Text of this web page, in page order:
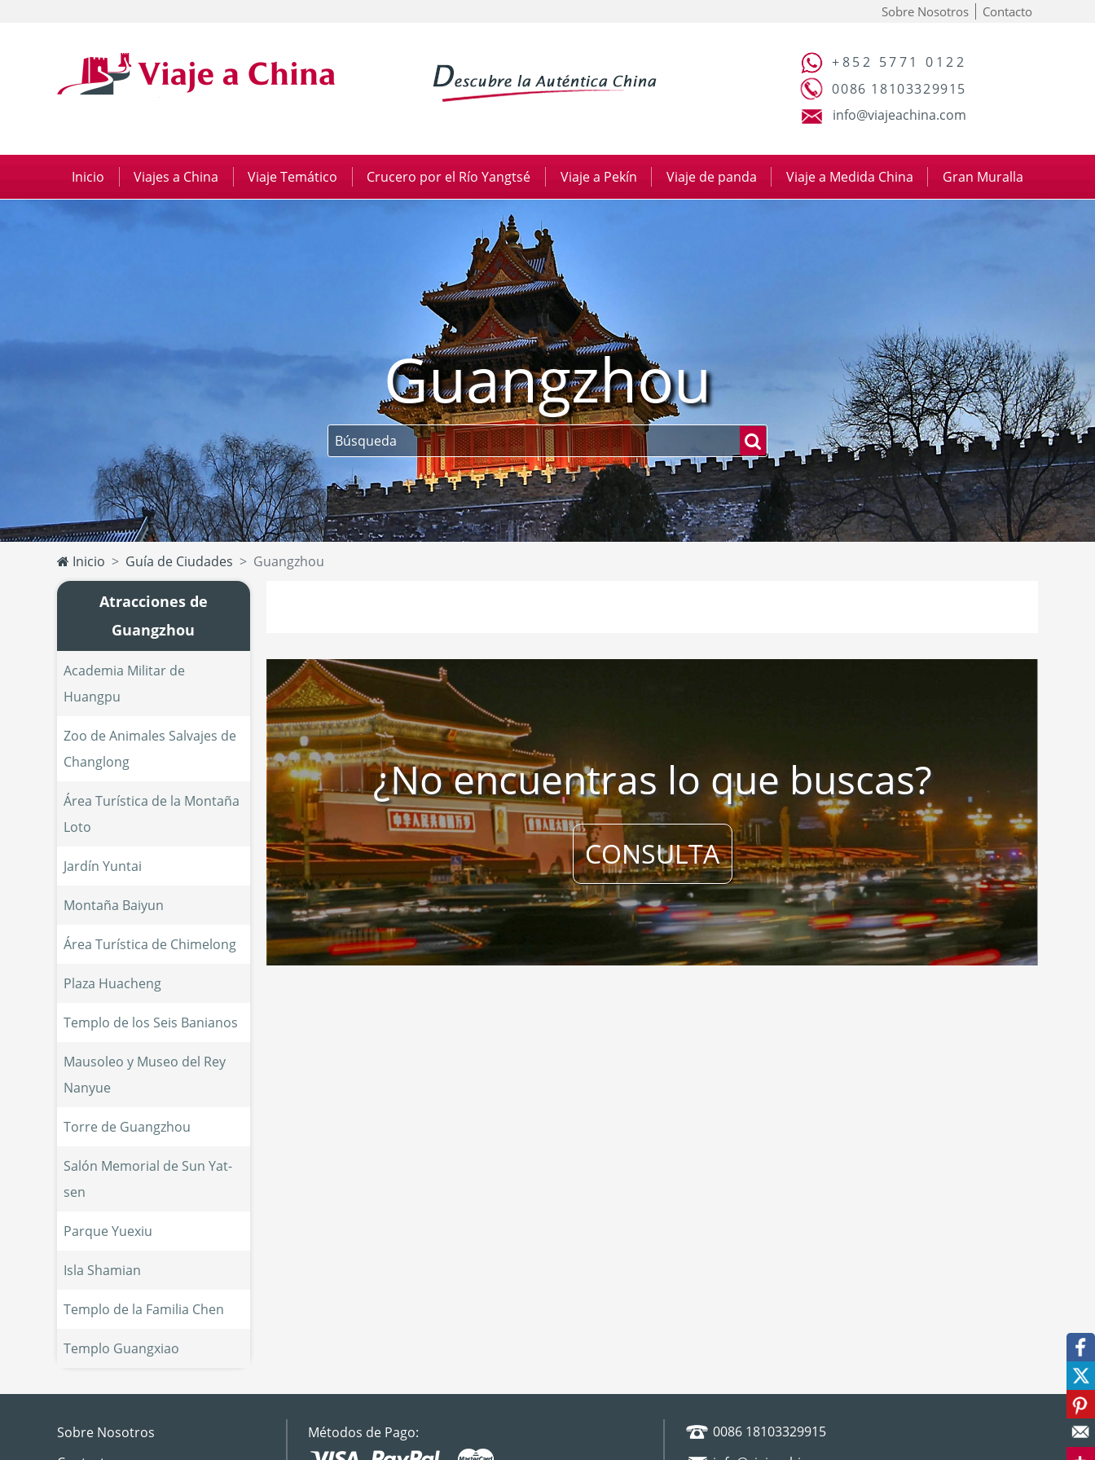
Sobre Nosotros Contacto
+852 5771 0122
0086 18103329915
info@viajeachina.com
Inicio Viajes a China Viaje Temático Crucero por el Río Yangtsé Viaje a Pekín Viaje de panda Viaje a Medida China Gran Muralla
Guangzhou
Inicio Guía de Ciudades Guangzhou
Atracciones de
Guangzhou
Academia Militar de
Huangpu
Zoo de Animales Salvajes de
Changlong
Área Turística de la Montaña
Loto
Jardín Yuntai
Montaña Baiyun
Área Turística de Chimelong
Plaza Huacheng
Templo de los Seis Banianos
Mausoleo y Museo del Rey
Nanyue
Torre de Guangzhou
Salón Memorial de Sun Yat-
sen
Parque Yuexiu
Isla Shamian
Templo de la Familia Chen
Templo Guangxiao
¿No encuentras lo que buscas?
CONSULTA
Sobre Nosotros
Métodos de Pago:
0086 18103329915